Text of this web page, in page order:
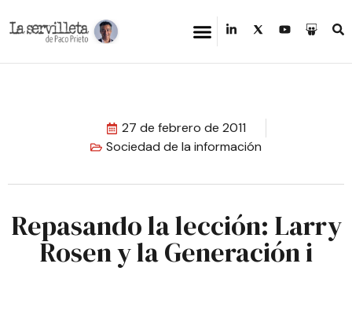
27 de febrero de 2011
Sociedad de la información
Repasando la lección: Larry
Rosen y la Generación i